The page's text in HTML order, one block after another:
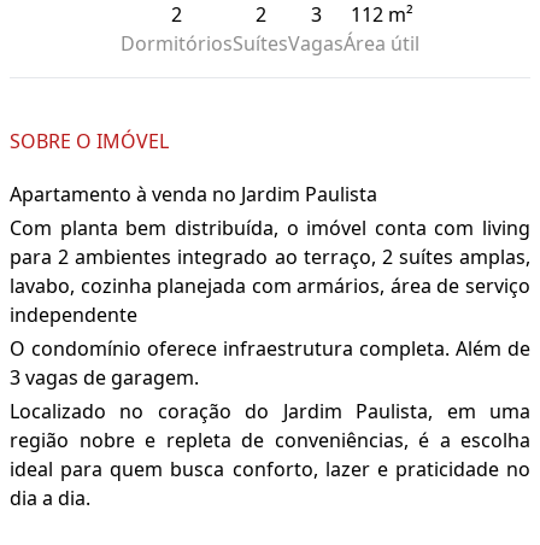
2
Dormitórios
2
Suítes
3
Vagas
112 m²
Área útil
SOBRE O IMÓVEL
Apartamento à venda no Jardim Paulista
Com planta bem distribuída, o imóvel conta com living
para 2 ambientes integrado ao terraço, 2 suítes amplas,
lavabo, cozinha planejada com armários, área de serviço
independente
O condomínio oferece infraestrutura completa. Além de
3 vagas de garagem.
Localizado no coração do Jardim Paulista, em uma
região nobre e repleta de conveniências, é a escolha
ideal para quem busca conforto, lazer e praticidade no
dia a dia.